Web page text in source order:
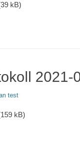
kB)
2021-
test
kB)